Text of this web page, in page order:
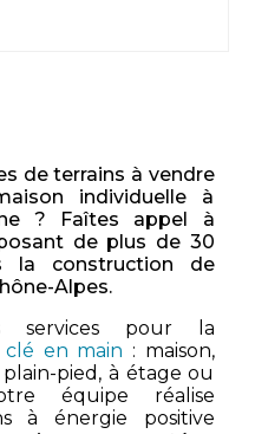
de terrains à vendre
individuelle à
? Faîtes appel à
de plus de 30
la construction de
Alpes.
services pour la
en main : maison,
pied, à étage ou
équipe réalise
à énergie positive